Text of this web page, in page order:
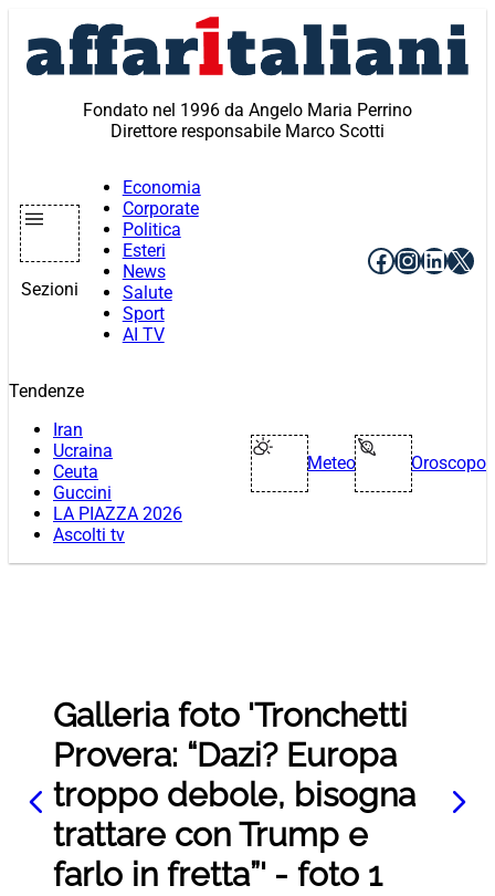
contenuto
Fondato nel 1996 da Angelo Maria Perrino
Direttore responsabile Marco Scotti
Sezioni
Economia
Corporate
Politica
Esteri
News
Salute
Sport
AI TV
Facebook
X
Tendenze
Iran
Ucraina
Ceuta
Guccini
LA PIAZZA 2026
Ascolti tv
Meteo Oroscopo
Galleria foto 'Tronchetti
Provera: “Dazi? Europa
troppo debole, bisogna
trattare con Trump e
farlo in fretta”' - foto 1